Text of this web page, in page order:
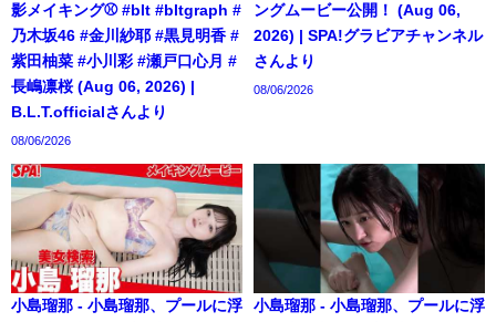
影メイキング⚾️ #blt #bltgraph #
乃木坂46 #金川紗耶 #黒見明香 #
紫田柚菜 #小川彩 #瀬戸口心月 #
長嶋凛桜 (Aug 06, 2026) |
B.L.T.officialさんより
08/06/2026
ングムービー公開！ (Aug 06,
2026) | SPA!グラビアチャンネル
さんより
08/06/2026
小島瑠那 - 小島瑠那、プールに浮
小島瑠那 - 小島瑠那、プールに浮